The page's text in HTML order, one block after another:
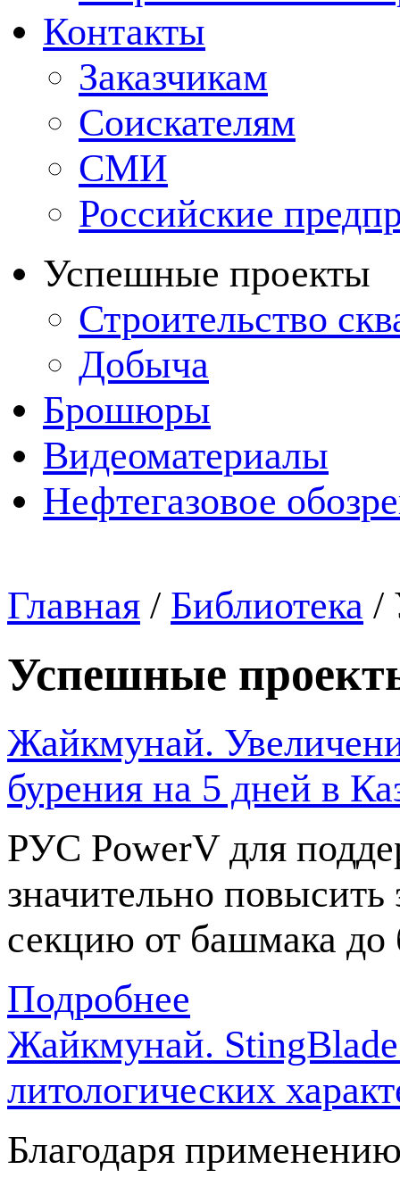
Контакты
Заказчикам
Соискателям
СМИ
Российские
Успешные проекты
Строительство
Добыча
Брошюры
Видеоматериалы
Нефтегазовое
Главная / Библиотека /
Успешные
Жайкмунай.
бурения на 5 дней в
РУС PowerV для
значительно
секцию от башмака до
Подробнее
Жайкмунай.
литологических
Благодаря